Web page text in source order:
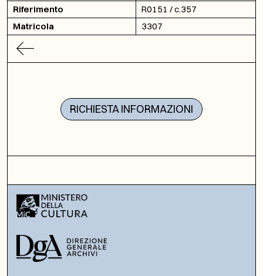
Riferimento
R0151 / c.357
Matricola
3307
RICHIESTA INFORMAZIONI